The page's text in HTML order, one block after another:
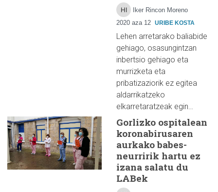
Iker Rincon Moreno
2020 aza 12 URIBE KOSTA
Lehen arretarako baliabide
gehiago, osasungintzan
inbertsio gehiago eta
murrizketa eta
pribatizaziorik ez egitea
aldarrikatzeko
elkarretaratzeak egin…
Gorlizko ospitalean
koronabirusaren
aurkako babes-
neurririk hartu ez
izana salatu du
LABek